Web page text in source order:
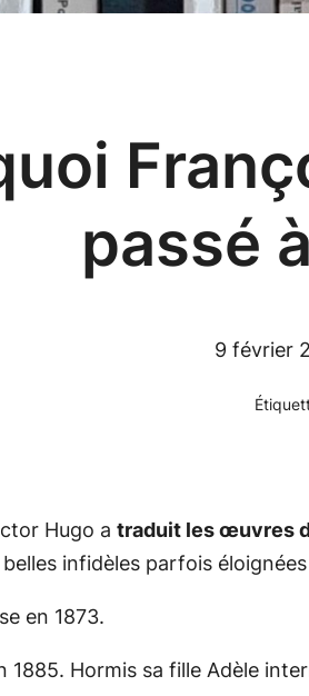
passé
9 février
Hugo a traduit les œuvres
infidèles parfois
en 1873.
1885. Hormis sa fille Adèle